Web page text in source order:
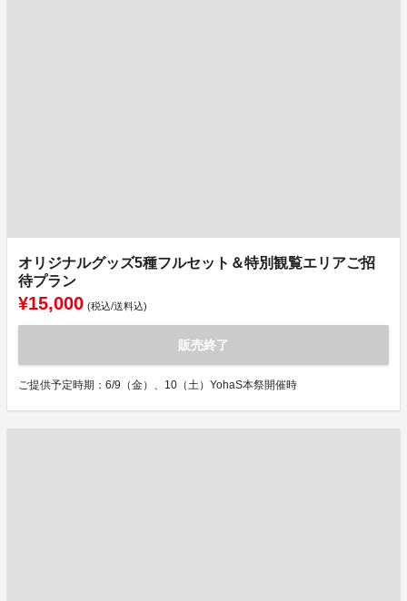
オリジナルグッズ5種フルセット＆特別観覧エリアご招
待プラン
¥15,000 (税込/送料込)
販売終了
ご提供予定時期：6/9（金）、10（土）YohaS本祭開催時